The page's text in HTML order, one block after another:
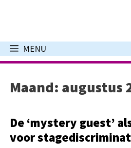
inhoud
MENU
Maand: augustus
De ‘mystery guest’
voor